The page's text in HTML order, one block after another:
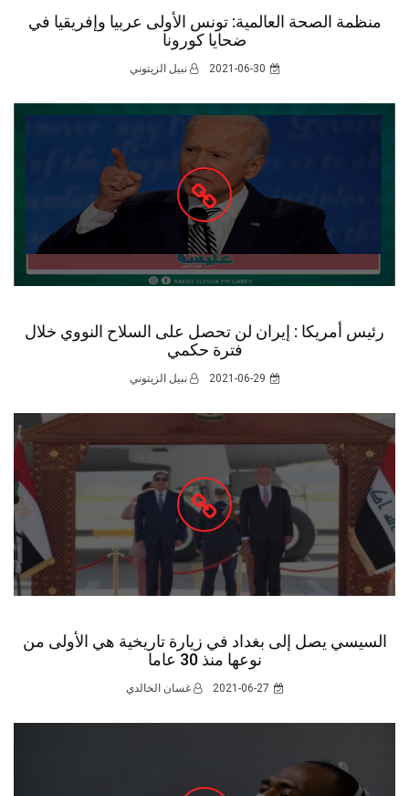
منظمة الصحة العالمية: تونس الأولى عربيا وإفريقيا في
ضحايا كورونا
2021-06-30 نبيل الزيتوني
رئيس أمريكا : إيران لن تحصل على السلاح النووي خلال
فترة حكمي
2021-06-29 نبيل الزيتوني
السيسي يصل إلى بغداد في زيارة تاريخية هي الأولى من
نوعها منذ 30 عاما
2021-06-27 غسان الخالدي